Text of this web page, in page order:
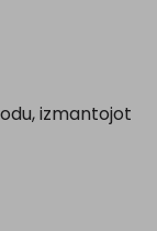
izmantojot